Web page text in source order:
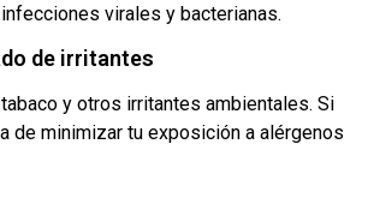
virales y bacterianas.
de irritantes
y otros irritantes ambientales. Si
de minimizar tu exposición a alérgenos